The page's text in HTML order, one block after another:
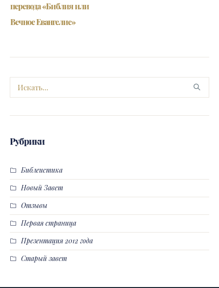
перевода «Библия или
Вечное Евангелие»
Рубрики
Библеистика
Новый Завет
Отзывы
Первая страница
Презентация 2012 года
Старый завет